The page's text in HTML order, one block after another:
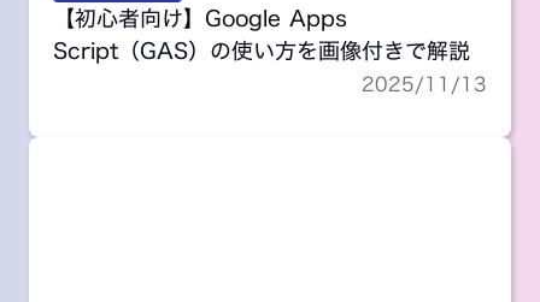
【初心者向け】Google Apps
Script（GAS）の使い方を画像付きで解説
2025/11/13